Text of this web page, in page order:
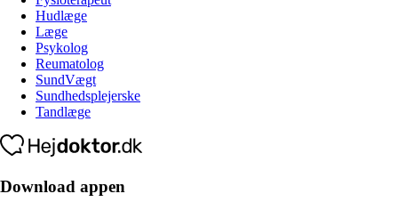
Hudlæge
Læge
Psykolog
Reumatolog
SundVægt
Sundhedsplejerske
Tandlæge
Download appen